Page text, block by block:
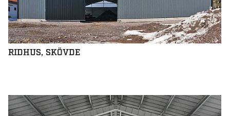
RIDHUS, SKÖVDE